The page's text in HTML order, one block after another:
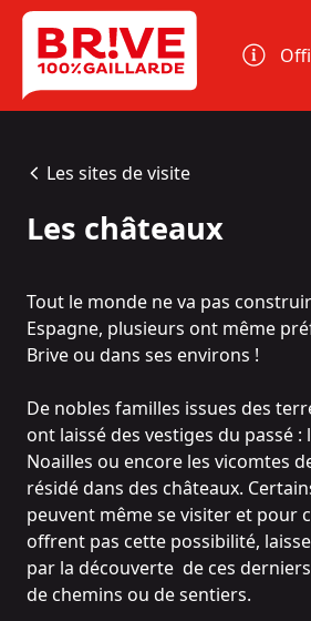
Panneau de gestion des cookies
Les sites de visite
Les châteaux
Tout le monde ne va pas
Espagne, plusieurs ont même
Brive ou dans ses environs !
De nobles familles issues des
ont laissé des vestiges du passé :
Noailles ou encore les vicomtes
résidé dans des châteaux.
peuvent même se visiter et pour
offrent pas cette possibilité,
par la découverte de ces
de chemins ou de sentiers.